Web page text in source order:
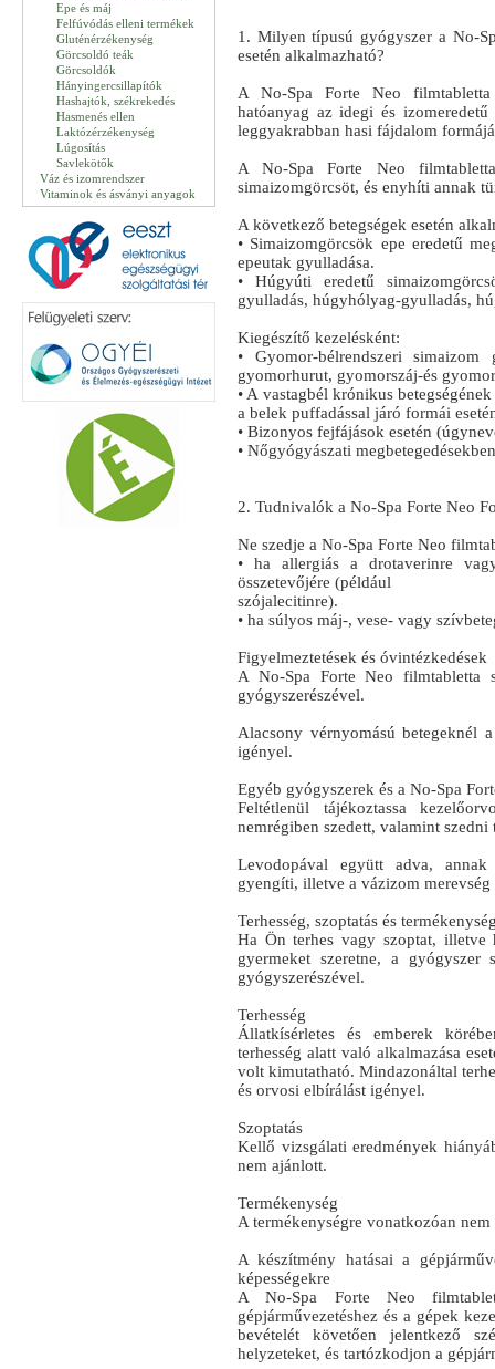
Epe és máj
Felfúvódás elleni termékek
Gluténérzékenység
Görcsoldó teák
Görcsoldók
Hányingercsillapítók
Hashajtók, székrekedés
Hasmenés ellen
Laktózérzékenység
Lúgosítás
Savlekötők
Váz és izomrendszer
Vitaminok és ásványi anyagok
1. Milyen típusú gyógyszer a No-
esetén alkalmazható?
A No-Spa Forte Neo
hatóanyag az idegi és
leggyakrabban hasi fájdalom
A No-Spa Forte Neo
simaizomgörcsöt, és enyhíti annak
A következő betegségek esetén
• Simaizomgörcsök epe eredetű
epeutak gyulladása.
• Húgyúti eredetű
gyulladás, húgyhólyag-gyulladás,
Kiegészítő kezelésként:
• Gyomor-bélrendszeri
gyomorhurut, gyomorszáj-és
• A vastagbél krónikus
a belek puffadással járó formái
• Bizonyos fejfájások esetén
• Nőgyógyászati
2. Tudnivalók a No-Spa Forte Neo
Ne szedje a No-Spa Forte Neo
• ha allergiás a drotaverinre
összetevőjére (például
szójalecitinre).
• ha súlyos máj-, vese- vagy
Figyelmeztetések és óvintézkedések
A No-Spa Forte Neo filmtabletta
gyógyszerészével.
Alacsony vérnyomású betegeknél
igényel.
Egyéb gyógyszerek és a No-Spa
Feltétlenül tájékoztassa
nemrégiben szedett, valamint
Levodopával együtt adva,
gyengíti, illetve a vázizom merevség
Terhesség, szoptatás és
Ha Ön terhes vagy szoptat, illetve
gyermeket szeretne, a gyógyszer
gyógyszerészével.
Terhesség
Állatkísérletes és emberek
terhesség alatt való alkalmazása
volt kimutatható. Mindazonáltal
és orvosi elbírálást igényel.
Szoptatás
Kellő vizsgálati eredmények
nem ajánlott.
Termékenység
A termékenységre vonatkozóan
A készítmény hatásai a
képességekre
A No-Spa Forte Neo
gépjárművezetéshez és a gépek
bevételét követően jelentkező
helyzeteket, és tartózkodjon a